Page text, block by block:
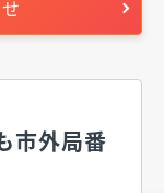
市外局番